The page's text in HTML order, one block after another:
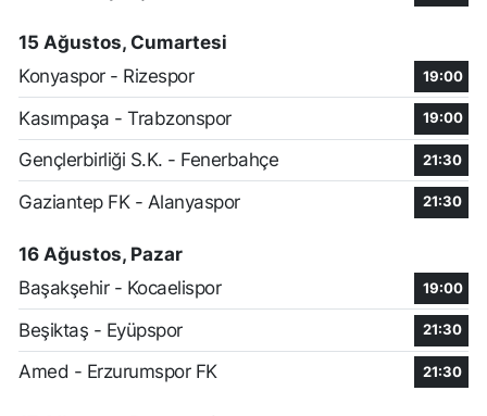
15 Ağustos, Cumartesi
Konyaspor - Rizespor
19:00
Kasımpaşa - Trabzonspor 19:00
Gençlerbirliği S.K. - Fenerbahçe 21:30
Gaziantep FK - Alanyaspor 21:30
16 Ağustos, Pazar
Başakşehir - Kocaelispor
19:00
Beşiktaş - Eyüpspor 21:30
Amed - Erzurumspor FK 21:30